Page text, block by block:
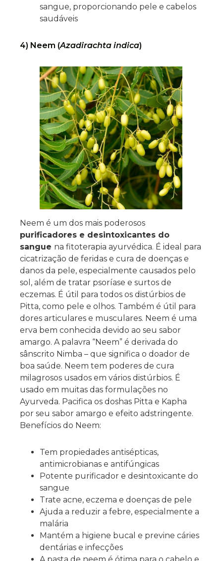
sangue, proporcionando pele e cabelos
saudáveis
4) Neem (Azadirachta indica)
Neem é um dos mais poderosos
purificadores e desintoxicantes do
sangue na fitoterapia ayurvédica. É ideal para
cicatrização de feridas e cura de doenças e
danos da pele, especialmente causados ​​pelo
sol, além de tratar psoríase e surtos de
eczemas. É útil para todos os distúrbios de
Pitta, como pele e olhos. Também é útil para
dores articulares e musculares. Neem é uma
erva bem conhecida devido ao seu sabor
amargo. A palavra “Neem” é derivada do
sânscrito Nimba – que significa o doador de
boa saúde. Neem tem poderes de cura
milagrosos usados ​​em vários distúrbios. É
usado em muitas das formulações no
Ayurveda. Pacifica os doshas Pitta e Kapha
por seu sabor amargo e efeito adstringente.
Benefícios do Neem:
Tem propiedades antisépticas,
antimicrobianas e antifúngicas
Potente purificador e desintoxicante do
sangue
Trate acne, eczema e doenças de pele
Ajuda a reduzir a febre, especialmente a
malária
Mantém a higiene bucal e previne cáries
dentárias e infecções